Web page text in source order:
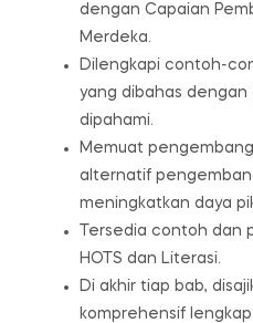
dengan Capaian
Merdeka.
Dilengkapi contoh-
yang dibahas dengan
dipahami.
Memuat
alternatif
meningkatkan daya
Tersedia contoh dan
HOTS dan Literasi.
Di akhir tiap bab,
komprehensif